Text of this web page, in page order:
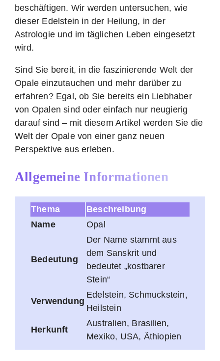
beschäftigen. Wir werden untersuchen, wie
dieser Edelstein in der Heilung, in der
Astrologie und im täglichen Leben eingesetzt
wird.
Sind Sie bereit, in die faszinierende Welt der
Opale einzutauchen und mehr darüber zu
erfahren? Egal, ob Sie bereits ein Liebhaber
von Opalen sind oder einfach nur neugierig
darauf sind – mit diesem Artikel werden Sie die
Welt der Opale von einer ganz neuen
Perspektive aus erleben.
Allgemeine Informationen
Thema
Beschreibung
Name
Opal
Bedeutung
Der Name stammt aus
dem Sanskrit und
bedeutet „kostbarer
Stein“
Verwendung
Edelstein, Schmuckstein,
Heilstein
Herkunft
Australien, Brasilien,
Mexiko, USA, Äthiopien